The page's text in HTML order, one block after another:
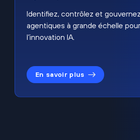
Identifiez, contrôlez et
agentiques à grande échelle
l’innovation IA.
En savoir plus